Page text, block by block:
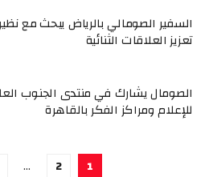
السفير الصومالي بالرياض يبحث مع
تعزيز العلاقات الثنائية
الصومال يشارك في منتدى الجنوب
للإعلام ومراكز الفكر بالقاهرة
1
2
…